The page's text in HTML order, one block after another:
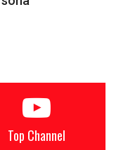
Top Channel